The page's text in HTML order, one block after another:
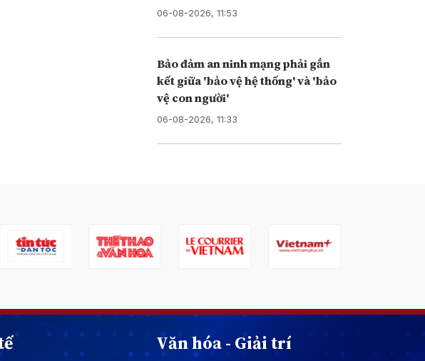
06-08-2026, 11:53
Bảo đảm an ninh mạng phải gắn
kết giữa 'bảo vệ hệ thống' và 'bảo
vệ con người'
06-08-2026, 11:33
Văn hóa - Giải trí